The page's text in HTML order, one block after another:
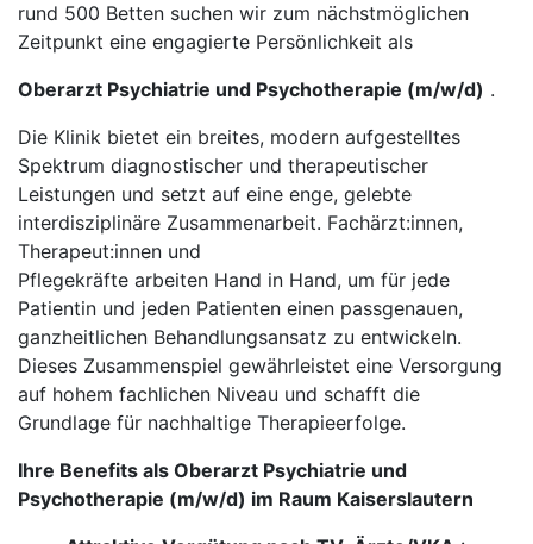
rund 500 Betten suchen wir zum nächstmöglichen
Zeitpunkt eine engagierte Persönlichkeit als
Oberarzt Psychiatrie und Psychotherapie (m/w/d) .
Die Klinik bietet ein breites, modern aufgestelltes
Spektrum diagnostischer und therapeutischer
Leistungen und setzt auf eine enge, gelebte
interdisziplinäre Zusammenarbeit. Fachärzt:innen,
Therapeut:innen und
Pflegekräfte arbeiten Hand in Hand, um für jede
Patientin und jeden Patienten einen passgenauen,
ganzheitlichen Behandlungsansatz zu entwickeln.
Dieses Zusammenspiel gewährleistet eine Versorgung
auf hohem fachlichen Niveau und schafft die
Grundlage für nachhaltige Therapieerfolge.
Ihre Benefits als Oberarzt Psychiatrie und
Psychotherapie (m/w/d) im Raum Kaiserslautern